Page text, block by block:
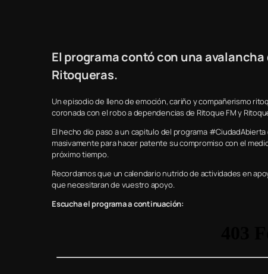
El programa contó con una
Ritoqueras.
Un episodio de lleno de emoción, cariño y compañerismo
coronada con el robo a dependencias de Ritoque FM y
El hecho dio paso a un capitulo del programa
masivamente para hacer patente su compromiso con el
próximo tiempo.
Recordamos que un calendario nutrido de actividades en
que necesitaran de vuestro apoyo.
Escucha el programa a continuación: